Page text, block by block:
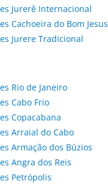
Jurerê Internacional
Cachoeira do Bom Jesus
Jurere Tradicional
Rio de Janeiro
Cabo Frio
Copacabana
Arraial do Cabo
Armação dos Búzios
Angra dos Reis
Petrópolis